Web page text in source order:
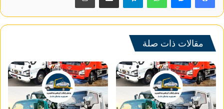
مقالات ذات صلة